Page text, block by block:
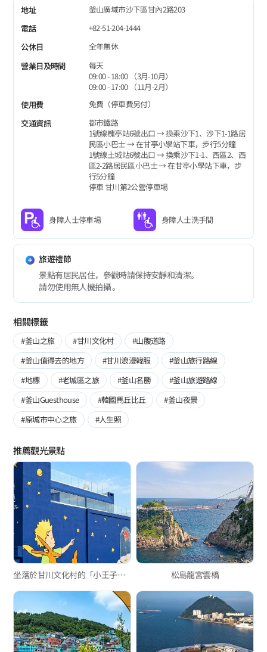
地址
釜山廣域市沙下區甘內2路203
電話
+82-51-204-1444
公休日
全年無休
營業日及時間
每天
09:00 - 18:00 （3月-10月）
09:00 - 17:00 （11月-2月）
使用費
免費（停車費另付）
交通資訊
都市鐵路
1號線槐亭站6號出口 → 換乘沙下1、沙下1-1路居
民區小巴士 → 在甘亭小學站下車，步行5分鐘
1號線土城站6號出口 → 換乘沙下1-1、西區2、西
區2-2路居民區小巴士 → 在甘亭小學站下車，步
行5分鐘
停車 甘川第2公營停車場
身障人士停車場 身障人士洗手間
旅遊禮節
景點有居民居住，參觀時請保持安靜和清潔。
請勿使用無人機拍攝 。
相關標籤
#釜山之旅 #甘川文化村
#山腹道路
#釜山值得去的地方
#甘川浪漫韓服
#釜山旅行路線
#地標
#老城區之旅 #釜山名勝
#釜山旅遊路線
#釜山Guesthouse
#韓國馬丘比丘
#釜山夜景
#原城市中心之旅
#人生照
推薦觀光景點
坐落於甘川文化村的「小王子之家」 松島龍宮雲橋